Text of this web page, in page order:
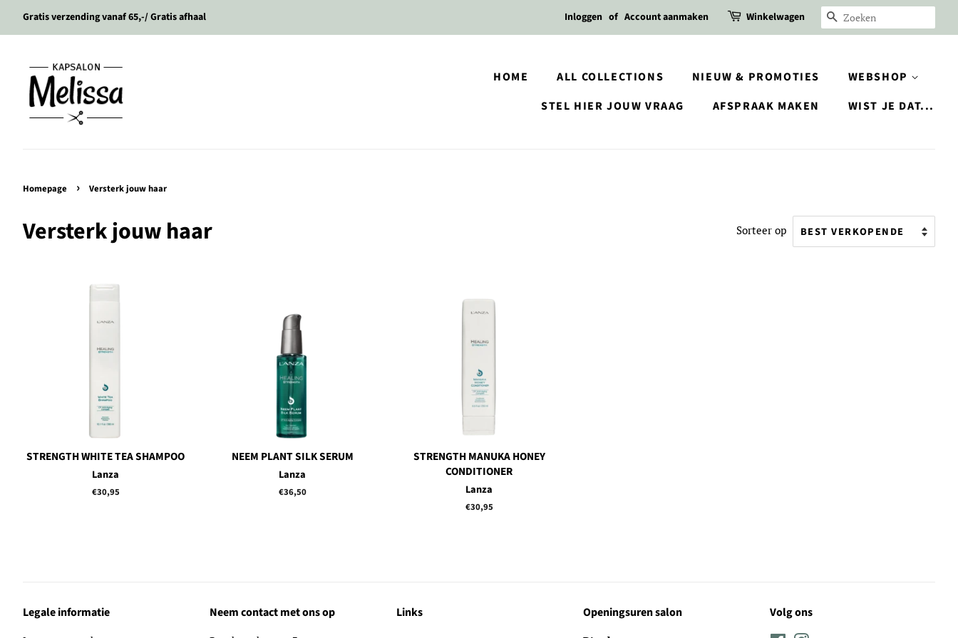
Gratis verzending vanaf 65,-/ Gratis afhaal Inloggen of Account aanmaken Winkelwagen ZOEKEN
HOME ALL COLLECTIONS NIEUW & PROMOTIES
WEBSHOP
STEL HIER JOUW VRAAG
AFSPRAAK MAKEN WIST JE DAT...
Homepage › Versterk jouw haar
Versterk jouw haar Sorteer op
STRENGTH WHITE TEA SHAMPOO
Lanza
Normale
€30,95
NEEM PLANT SILK SERUM
Lanza
Normale
€36,50
STRENGTH MANUKA HONEY
CONDITIONER
Lanza
Normale
€30,95
Legale informatie Neem contact met ons op Links Openingsuren salon Volg ons